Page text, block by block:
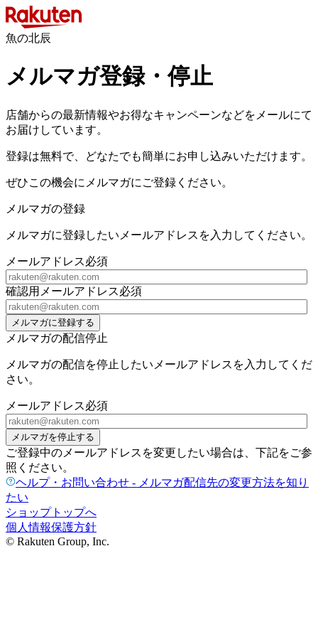
魚の北辰
メルマガ登録・停止
店舗からの最新情報やお得なキャンペーンなどをメールにて
お届けしています。
登録は無料で、どなたでも簡単にお申し込みいただけます。
ぜひこの機会にメルマガにご登録ください。
メルマガの登録
メルマガに登録したいメールアドレスを入力してください。
メールアドレス必須
確認用メールアドレス必須
メルマガに登録する
メルマガの配信停止
メルマガの配信を停止したいメールアドレスを入力してくだ
さい。
メールアドレス必須
メルマガを停止する
ご登録中のメールアドレスを変更したい場合は、下記をご参
照ください。
ヘルプ・お問い合わせ - メルマガ配信先の変更方法を知り
たい
ショップトップへ
個人情報保護方針
© Rakuten Group, Inc.